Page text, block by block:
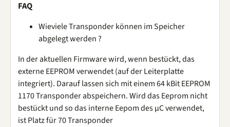
FAQ
Wieviele Transponder können im Speicher
abgelegt werden ?
In der aktuellen Firmware wird, wenn bestückt, das
externe EEPROM verwendet (auf der Leiterplatte
integriert). Darauf lassen sich mit einem 64 kBit EEPROM
1170 Transponder abspeichern. Wird das Eeprom nicht
bestückt und so das interne Eepom des µC verwendet,
ist Platz für 70 Transponder